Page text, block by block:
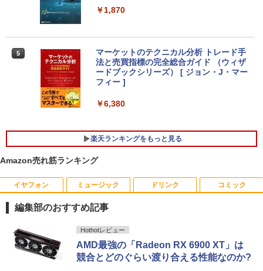
レビュー投稿 5年保証｜MS Office 2024
H&B 搭載｜中古ノートパソコン Windo
ws11 Office付｜テンキー DVD 搭載｜C
｜店長厳選 Lenovo ThinkPad 15.6型 Bl
uetooth Wi-Fi 無線｜中古 パソコン 中古
￥29,800
5
超得2,500円OFF&P2倍｜第8世代 office
付き｜楽天1位 三冠獲得｜豪華特典付き
｜最大180日保証｜Core i5 第8世代｜中
古ノートパソコン Windows11 office付
き｜15.6型 テンキー付き｜ノートパソコ
ンWindows11 第8世代｜ノートパソコン
｜パソコン｜PC｜中古PC
￥29,800
￥1,870
5
マーケットのテクニカル分析 トレード手
法と売買指標の完全総合ガイド （ウィザ
ードブックシリーズ） [ ジョン・J・マー
フィー ]
￥6,380
楽天ランキングをもっと見る
Amazon売れ筋ランキング
イヤフォン
Anker Soundcore P40i オフホワイト
￥7,990
ミュージック
BRUCE WAYNE feat. Flo Milli, ATL Jacob
￥250
ドリンク
by Amazon 天然水 ラベルレス 500ml ×24本
ウォーター ペットボトル 静岡県産 500ミリリ
ットル (Smart Basic)
コミック
薬屋のひとりごと 17巻 (デジタル版ビッグガ
￥770
編集部のおすすめ記事
Hothotレビュー
AMD最強の「Radeon RX 6900 XT」は
競合とどのぐらい渡り合える性能なのか?